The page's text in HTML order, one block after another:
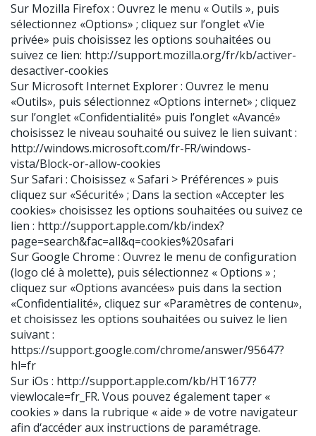
Sur Mozilla Firefox : Ouvrez le menu « Outils », puis
sélectionnez «Options» ; cliquez sur l’onglet «Vie
privée» puis choisissez les options souhaitées ou
suivez ce lien: http://support.mozilla.org/fr/kb/activer-
desactiver-cookies
Sur Microsoft Internet Explorer : Ouvrez le menu
«Outils», puis sélectionnez «Options internet» ; cliquez
sur l’onglet «Confidentialité» puis l’onglet «Avancé»
choisissez le niveau souhaité ou suivez le lien suivant :
http://windows.microsoft.com/fr-FR/windows-
vista/Block-or-allow-cookies
Sur Safari : Choisissez « Safari > Préférences » puis
cliquez sur «Sécurité» ; Dans la section «Accepter les
cookies» choisissez les options souhaitées ou suivez ce
lien : http://support.apple.com/kb/index?
page=search&fac=all&q=cookies%20safari
Sur Google Chrome : Ouvrez le menu de configuration
(logo clé à molette), puis sélectionnez « Options » ;
cliquez sur «Options avancées» puis dans la section
«Confidentialité», cliquez sur «Paramètres de contenu»,
et choisissez les options souhaitées ou suivez le lien
suivant :
https://support.google.com/chrome/answer/95647?
hl=fr
Sur iOs : http://support.apple.com/kb/HT1677?
viewlocale=fr_FR. Vous pouvez également taper «
cookies » dans la rubrique « aide » de votre navigateur
afin d‘accéder aux instructions de paramétrage.